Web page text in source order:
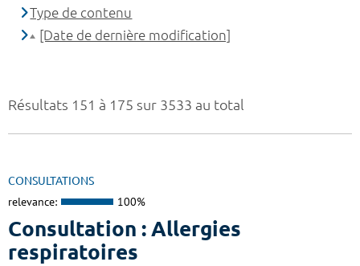
Résultats 151 à 175 sur 3533 au total
CONSULTATIONS
relevance: 100%
Consultation : Allergies
respiratoires
Type de contenu
[Date de dernière modification]